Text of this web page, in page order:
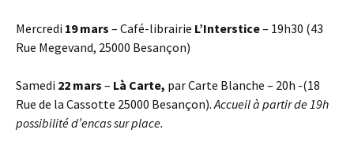
Mercredi 19 mars – Café-librairie L’Interstice– 19h30 (43
Rue Megevand, 25000 Besançon)
Samedi 22 mars – Là Carte, par Carte Blanche – 20h -(18
Rue de la Cassotte 25000 Besançon).Accueil à partir de 19h
possibilité d’encas sur place.